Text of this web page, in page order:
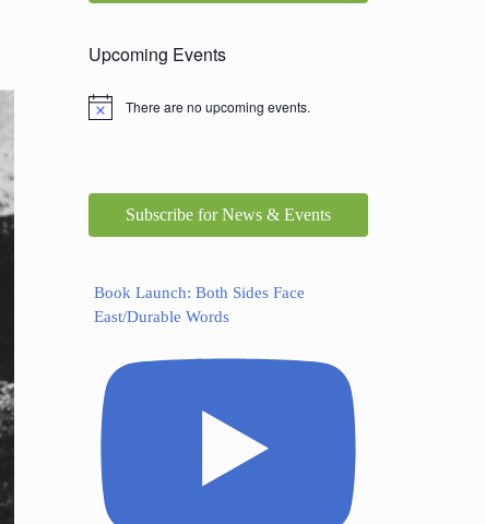
Upcoming Events
There are no upcoming events.
Subscribe for News & Events
Book Launch: Both Sides Face
East/Durable Words